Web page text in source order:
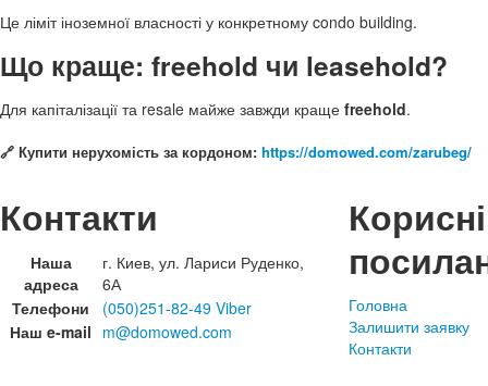
Це ліміт іноземної власності у конкретному condo building.
Що краще: freehold чи leasehold?
Для капіталізації та resale майже завжди краще freehold.
🔗 Купити нерухомість за кордоном: https://domowed.com/zarubeg/
Контакти
Наша
адреса
г. Киев, ул. Лариси Руденко,
6А
Телефони
(050)251-82-49 Viber
Наш e-mail m@domowed.com
Корисні
Головна
Залишити заявку
Контакти